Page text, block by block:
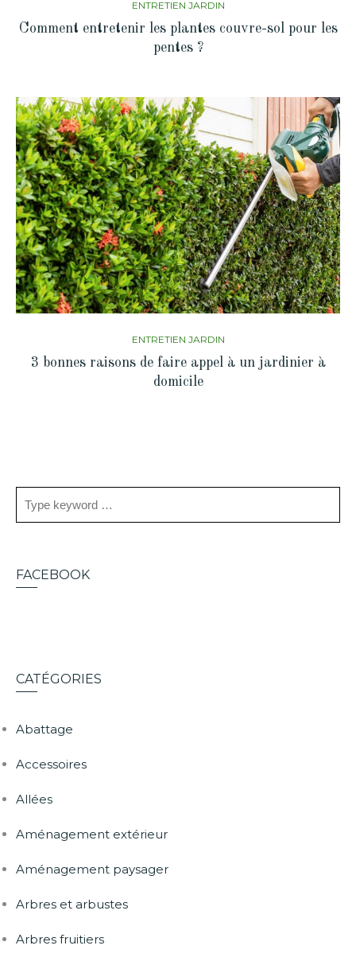
ENTRETIEN JARDIN
Comment entretenir les plantes couvre-sol pour les
pentes ?
ENTRETIEN JARDIN
3 bonnes raisons de faire appel à un jardinier à
domicile
FACEBOOK
CATÉGORIES
Abattage
Accessoires
Allées
Aménagement extérieur
Aménagement paysager
Arbres et arbustes
Arbres fruitiers